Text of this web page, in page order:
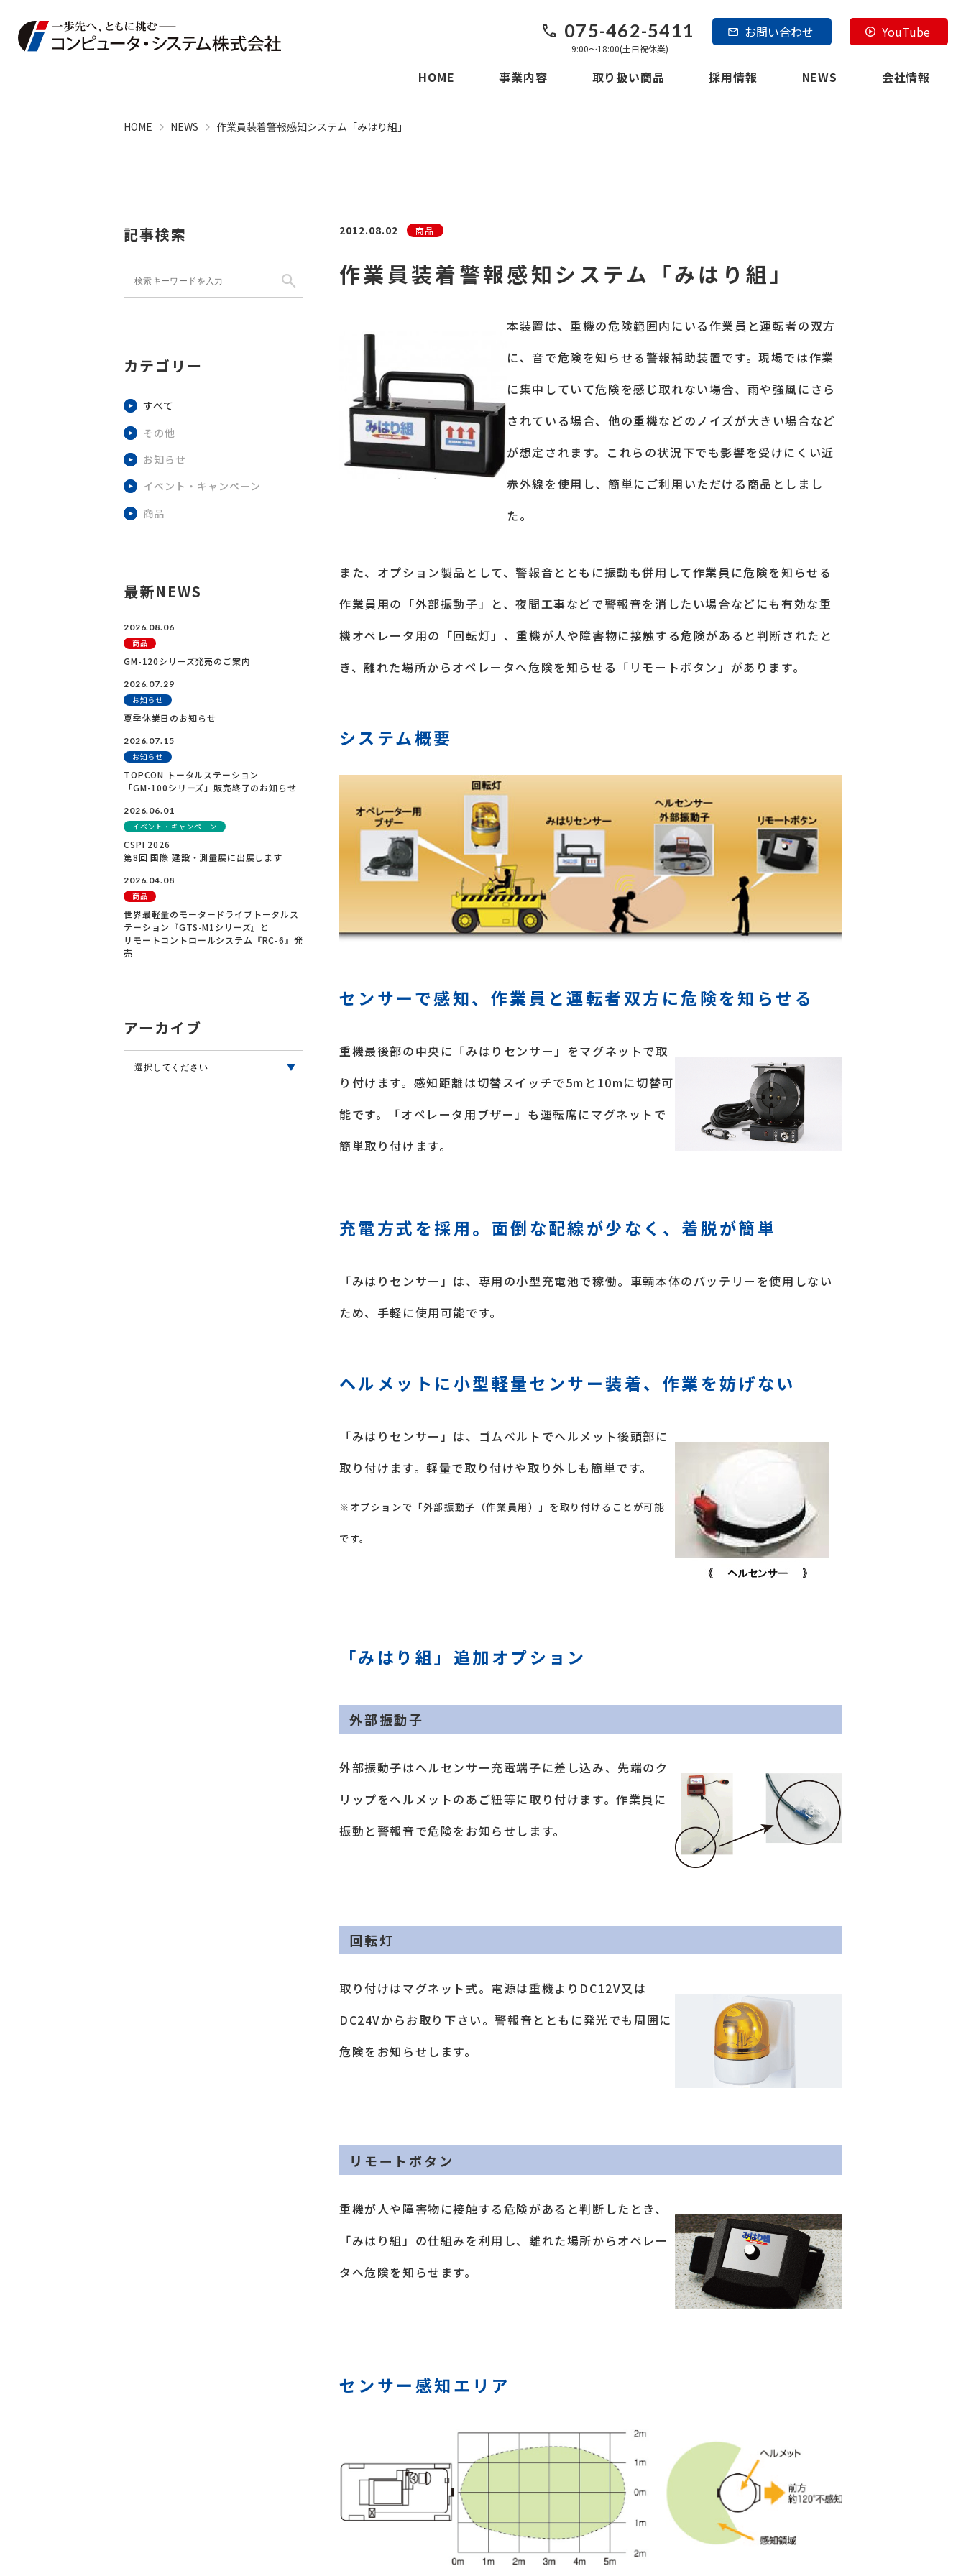
075-462-5411
9:00〜18:00(土日祝休業)
お問い合わせ YouTube
HOME 事業内容 取り扱い商品 採用情報 NEWS 会社情報
HOME NEWS 作業員装着警報感知システム「みはり組」
記事検索
カテゴリー
すべて
その他
お知らせ
イベント・キャンペーン
商品
最新NEWS
2026.08.06
商品
GM-120シリーズ発売のご案内
2026.07.29
お知らせ
夏季休業日のお知らせ
2026.07.15
お知らせ
TOPCON トータルステーション
「GM-100シリーズ」販売終了のお知らせ
2026.06.01
イベント・キャンペーン
CSPI 2026
第8回 国際 建設・測量展に出展します
2026.04.08
商品
世界最軽量のモータードライブトータルス
テーション『GTS-M1シリーズ』と
リモートコントロールシステム『RC-6』発
売
アーカイブ
2012.08.02 商品
作業員装着警報感知システム「みはり組」
本装置は、重機の危険範囲内にいる作業員と運転者の双方
に、音で危険を知らせる警報補助装置です。現場では作業
に集中していて危険を感じ取れない場合、雨や強風にさら
されている場合、他の重機などのノイズが大きい場合など
が想定されます。これらの状況下でも影響を受けにくい近
赤外線を使用し、簡単にご利用いただける商品としまし
た。
また、オプション製品として、警報音とともに振動も併用して作業員に危険を知らせる
作業員用の「外部振動子」と、夜間工事などで警報音を消したい場合などにも有効な重
機オペレータ用の「回転灯」、重機が人や障害物に接触する危険があると判断されたと
き、離れた場所からオペレータへ危険を知らせる「リモートボタン」があります。
システム概要
センサーで感知、作業員と運転者双方に危険を知らせる
重機最後部の中央に「みはりセンサー」をマグネットで取
り付けます。感知距離は切替スイッチで5mと10mに切替可
能です。「オペレータ用ブザー」も運転席にマグネットで
簡単取り付けます。
充電方式を採用。面倒な配線が少なく、着脱が簡単
「みはりセンサー」は、専用の小型充電池で稼働。車輌本体のバッテリーを使用しない
ため、手軽に使用可能です。
ヘルメットに小型軽量センサー装着、作業を妨げない
「みはりセンサー」は、ゴムベルトでヘルメット後頭部に
取り付けます。軽量で取り付けや取り外しも簡単です。
※オプションで「外部振動子（作業員用）」を取り付けることが可能
です。
「みはり組」追加オプション
外部振動子
外部振動子はヘルセンサー充電端子に差し込み、先端のク
リップをヘルメットのあご紐等に取り付けます。作業員に
振動と警報音で危険をお知らせします。
回転灯
取り付けはマグネット式。電源は重機よりDC12V又は
DC24Vからお取り下さい。警報音とともに発光でも周囲に
危険をお知らせします。
リモートボタン
重機が人や障害物に接触する危険があると判断したとき、
「みはり組」の仕組みを利用し、離れた場所からオペレー
タへ危険を知らせます。
センサー感知エリア